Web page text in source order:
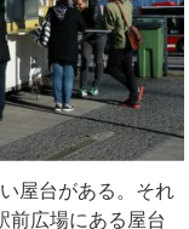
屋台がある。それ
前広場にある屋台